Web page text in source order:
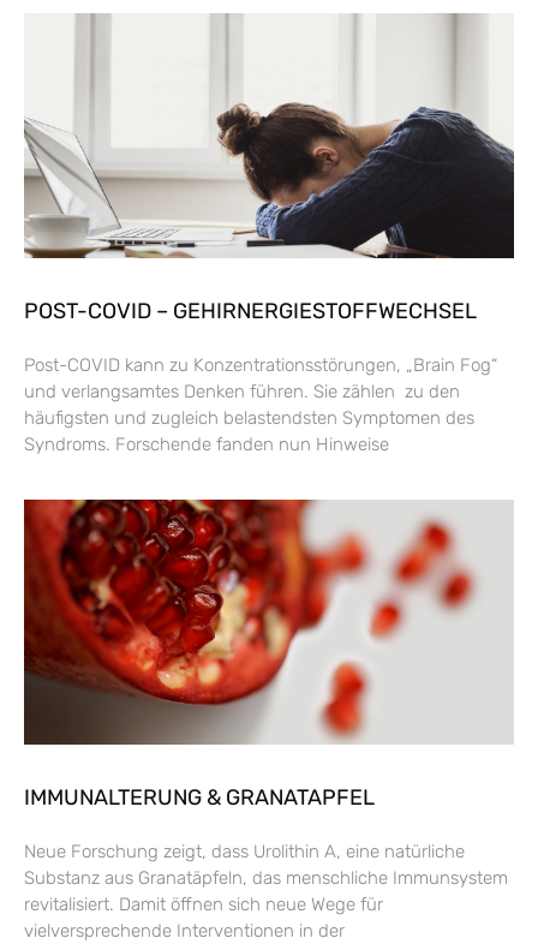
POST-COVID – GEHIRNERGIESTOFFWECHSEL
Post-COVID kann zu Konzentrationsstörungen, „Brain Fog“
und verlangsamtes Denken führen. Sie zählen zu den
häufigsten und zugleich belastendsten Symptomen des
Syndroms. Forschende fanden nun Hinweise
IMMUNALTERUNG & GRANATAPFEL
Neue Forschung zeigt, dass Urolithin A, eine natürliche
Substanz aus Granatäpfeln, das menschliche Immunsystem
revitalisiert. Damit öffnen sich neue Wege für
vielversprechende Interventionen in der